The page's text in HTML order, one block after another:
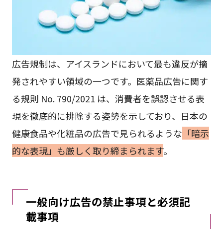
広告規制は、アイスランドにおいて最も違反が摘
発されやすい領域の一つです。医薬品広告に関す
る規則 No. 790/2021 は、消費者を誤認させる表
現を徹底的に排除する姿勢を示しており、日本の
健康食品や化粧品の広告で見られるような 「暗示
的な表現」も厳しく取り締まられます。
一般向け広告の禁止事項と必須記
載事項